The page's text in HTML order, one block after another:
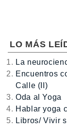
LO MÁS
La
Encuentros
Calle (II)
Oda al Yoga
Hablar yoga
Libros/ Vivir